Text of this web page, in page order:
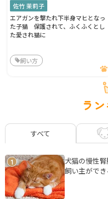
佐竹 茉莉子
エアガンを撃たれ下半身マヒとなっ
た子猫 保護されて、ふくふくとし
た愛され猫に
飼い方
ラ
すべて
1
犬猫の慢性
飼い主ができ